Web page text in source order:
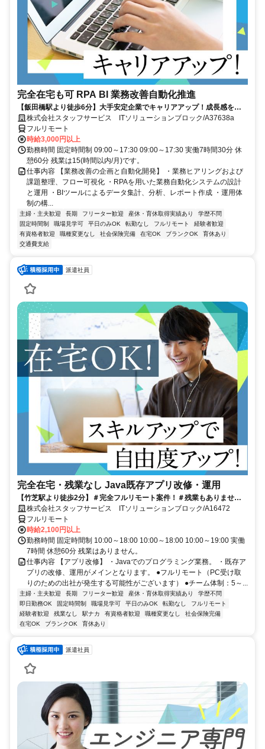
完全在宅も可 RPA BI 業務改善自動化推進
【飯田橋駅より徒歩6分】大手安定企業でキャリアアップ！成長感を感
じられる環境です♪
株式会社スタッフサービス ITソリューションブロック/A37638a
フルリモート
時給3,000円以上
勤務時間 固定時間制 09:00～17:30 09:00～17:30 実働7時間30分 休
憩60分 残業は15(時間以内/月)です。
仕事内容 【業務改善の企画と自動化開発】 ・業務ヒアリングおよび
課題整理、フロー可視化 ・RPAを用いた業務自動化システムの設計
と運用 ・BIツールによるデータ集計、分析、レポート作成 ・運用体
制の構...
主婦・主夫歓迎 長期 フリーター歓迎 産休・育休取得実績あり
学歴不問
固定時間制
職場見学可 平日のみOK 転勤なし フルリモート
経験者歓迎
有資格者歓迎
職種変更なし 社会保険完備 在宅OK ブランクOK
育休あり
交通費支給
派遣社員
完全在宅・残業なし Java既存アプリ改修・運用
【竹芝駅より徒歩2分】＃完全フルリモート案件！＃残業もありませ
ん！＃Java経験を活かして働くチャンス★
株式会社スタッフサービス ITソリューションブロック/A16472
フルリモート
時給2,100円以上
勤務時間 固定時間制 10:00～18:00 10:00～18:00 10:00～19:00 実働
7時間 休憩60分 残業はありません。
仕事内容 【アプリ改修】 ・Javaでのプログラミング業務。 ・既存ア
プリの改修、運用がメインとなります。 ●フルリモート（PC受け取
りのための出社が発生する可能性がございます） ●チーム体制：5～...
主婦・主夫歓迎 長期 フリーター歓迎 産休・育休取得実績あり
学歴不問
即日勤務OK
固定時間制 職場見学可 平日のみOK 転勤なし
フルリモート
経験者歓迎
残業なし 駅ナカ 有資格者歓迎 職種変更なし
社会保険完備
在宅OK
ブランクOK 育休あり
派遣社員